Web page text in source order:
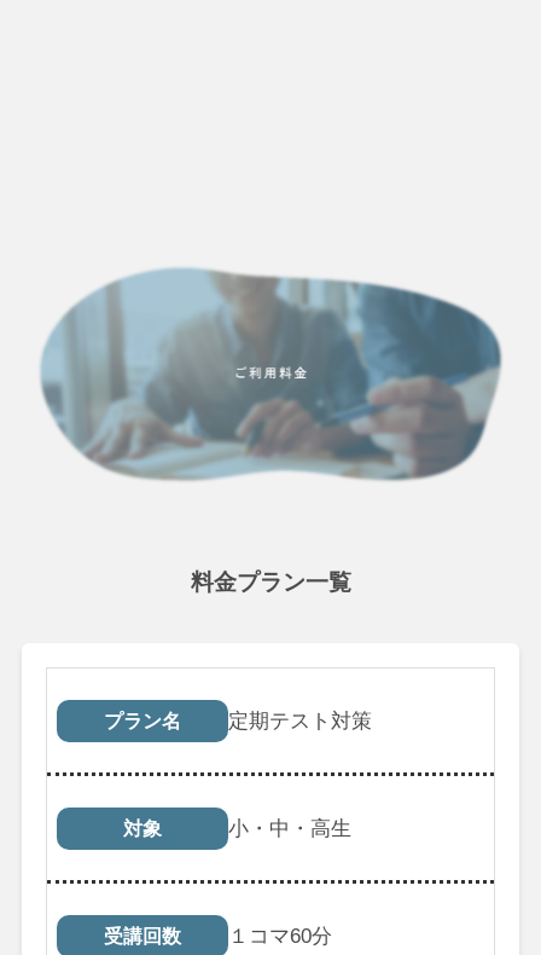
料金プラン一覧
プラン名 対象 受講回数
プラン名 定期テスト対策
対象 小・中・高生
受講回数
１コマ60分